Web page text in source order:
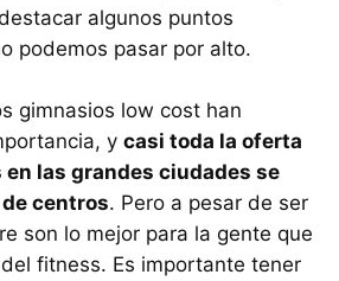
algunos puntos
podemos pasar por alto.
gimnasios low cost han
y casi toda la oferta
las grandes ciudades se
centros. Pero a pesar de ser
son lo mejor para la gente que
fitness. Es importante tener